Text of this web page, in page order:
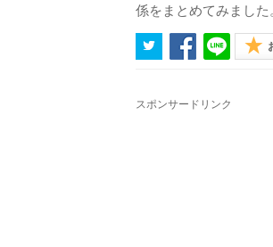
係をまとめてみました
スポンサードリンク